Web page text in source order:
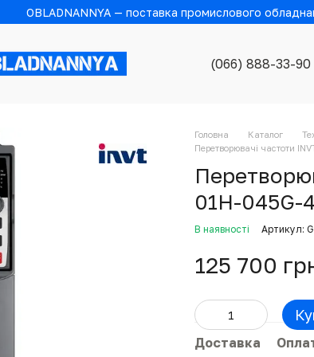
OBLADNANNYA — поставка промислового
(066) 888-33-90
Головна Каталог
Перетворювачі частоти
01H-045G-
В наявності Артикул:
125 700
Доставка